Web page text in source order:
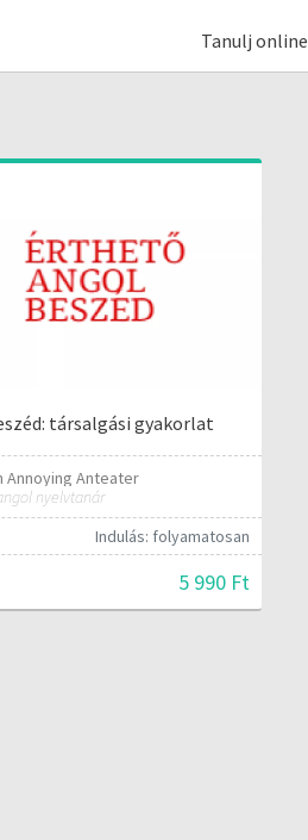
Tanulj online
társalgási gyakorlat
Annoying Anteater
nyelvtanár
Indulás: folyamatosan
5 990 Ft